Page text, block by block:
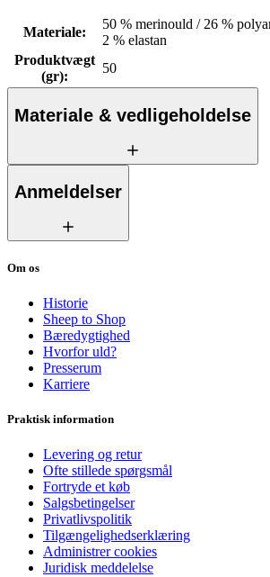
Materiale:
50 % merinould / 26 %
2 % elastan
Produktvægt
(gr):
50
Materiale & vedligeholdelse
Anmeldelser
Om os
Historie
Sheep to Shop
Bæredygtighed
Hvorfor uld?
Presserum
Karriere
Praktisk information
Levering og retur
Ofte stillede spørgsmål
Fortryde et køb
Salgsbetingelser
Privatlivspolitik
Tilgængelighedserklæring
Administrer cookies
Juridisk meddelelse